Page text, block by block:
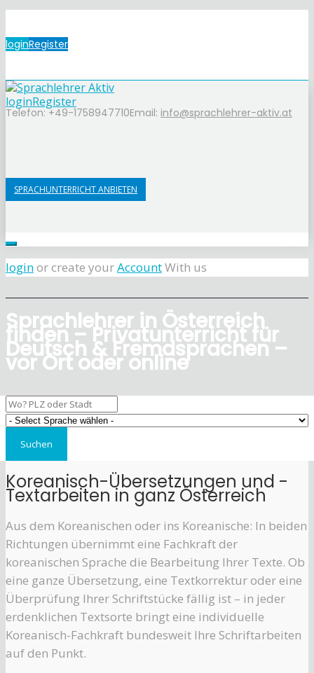
loginRegister
Telefon: +49-1758947710Email: info@sprachlehrer-aktiv.at
loginRegister
SPRACHUNTERRICHT ANBIETEN
loginor create yourAccountWith us
Sprachlehrer in Österreich
finden – Privatunterricht für
Deutsch & Fremdsprachen –
vor Ort oder online
Koreanisch-Übersetzungen und -
Textarbeiten in ganz Österreich
Aus dem Koreanischen oder ins Koreanische: In beiden
Richtungen übernimmt eine Fachkraft der
koreanischen Sprache die Bearbeitung Ihrer Texte. Ob
eine ganze Übersetzung, eine Textkorrektur oder eine
Überprüfung Ihrer Schriftstücke fällig ist – in jeder
erdenklichen Textsorte bringt eine individuelle
Koreanisch-Fachkraft bundesweit Ihre Schriftarbeiten
auf den Punkt.